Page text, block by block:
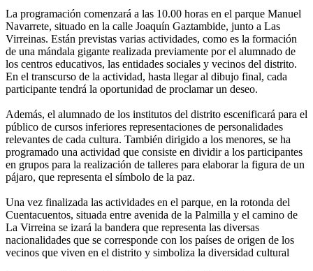
La programación comenzará a las 10.00 horas en el parque Manuel
Navarrete, situado en la calle Joaquín Gaztambide, junto a Las
Virreinas. Están previstas varias actividades, como es la formación
de una mándala gigante realizada previamente por el alumnado de
los centros educativos, las entidades sociales y vecinos del distrito.
En el transcurso de la actividad, hasta llegar al dibujo final, cada
participante tendrá la oportunidad de proclamar un deseo.
Además, el alumnado de los institutos del distrito escenificará para el
público de cursos inferiores representaciones de personalidades
relevantes de cada cultura. También dirigido a los menores, se ha
programado una actividad que consiste en dividir a los participantes
en grupos para la realización de talleres para elaborar la figura de un
pájaro, que representa el símbolo de la paz.
Una vez finalizada las actividades en el parque, en la rotonda del
Cuentacuentos, situada entre avenida de la Palmilla y el camino de
La Virreina se izará la bandera que representa las diversas
nacionalidades que se corresponde con los países de origen de los
vecinos que viven en el distrito y simboliza la diversidad cultural